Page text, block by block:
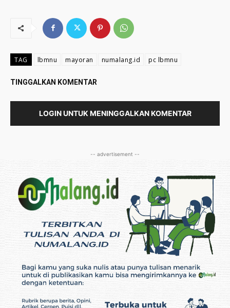
TAG lbmnu mayoran numalang.id pc lbmnu
TINGGALKAN KOMENTAR
LOGIN UNTUK MENINGGALKAN KOMENTAR
-- advertisement --